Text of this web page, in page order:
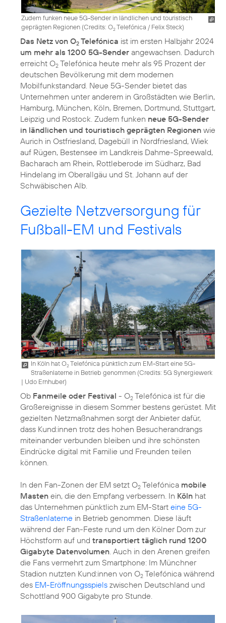
Zudem funken neue 5G-Sender in ländlichen und touristisch
geprägten Regionen (Credits: O2Telefónica / Felix Steck)
Das Netz von O2 Telefónica ist im ersten Halbjahr 2024
um mehr als 1200 5G-Sender angewachsen. Dadurch
erreicht O2 Telefónica heute mehr als 95 Prozent der
deutschen Bevölkerung mit dem modernen
Mobilfunkstandard. Neue 5G-Sender bietet das
Unternehmen unter anderem in Großstädten wie Berlin,
Hamburg, München, Köln, Bremen, Dortmund, Stuttgart,
Leipzig und Rostock. Zudem funken neue 5G-Sender
in ländlichen und touristisch geprägten Regionen wie
Aurich in Ostfriesland, Dagebüll in Nordfriesland, Wiek
auf Rügen, Bestensee im Landkreis Dahme-Spreewald,
Bacharach am Rhein, Rottleberode im Südharz, Bad
Hindelang im Oberallgäu und St. Johann auf der
Schwäbischen Alb.
Gezielte Netzversorgung für
Fußball-EM und Festivals
In Köln hat O2Telefónica pünktlich zum EM-Start eine 5G-
Straßenlaterne in Betrieb genommen (Credits: 5G Synergiewerk
| Udo Ernhuber)
Ob Fanmeile oder Festival - O2 Telefónica ist für die
Großereignisse in diesem Sommer bestens gerüstet. Mit
gezielten Netzmaßnahmen sorgt der Anbieter dafür,
dass Kund:innen trotz des hohen Besucherandrangs
miteinander verbunden bleiben und ihre schönsten
Eindrücke digital mit Familie und Freunden teilen
können.
In den Fan-Zonen der EM setzt O2 Telefónica mobile
Masten ein, die den Empfang verbessern. In Köln hat
das Unternehmen pünktlich zum EM-Start eine 5G-
Straßenlaterne in Betrieb genommen. Diese läuft
während der Fan-Feste rund um den Kölner Dom zur
Höchstform auf und transportiert täglich rund 1200
Gigabyte Datenvolumen. Auch in den Arenen greifen
die Fans vermehrt zum Smartphone: Im Münchner
Stadion nutzten Kund:innen von O2 Telefónica während
des EM-Eröffnungsspiels zwischen Deutschland und
Schottland 900 Gigabyte pro Stunde.